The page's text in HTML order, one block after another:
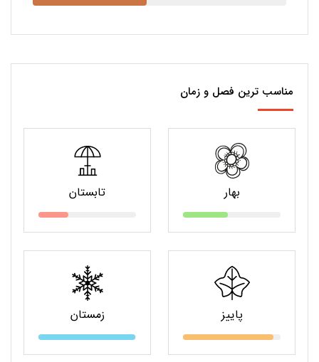
مناسب ترین فصل و زمان
بهار تابستان
پاییز زمستان